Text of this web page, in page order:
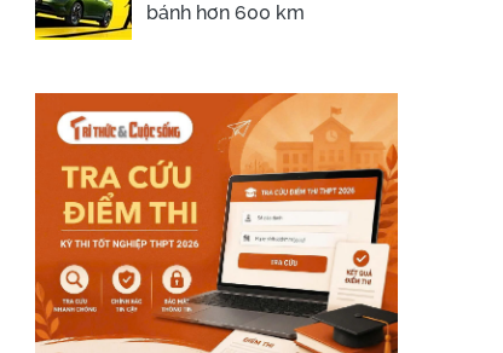
bánh hơn 600 km